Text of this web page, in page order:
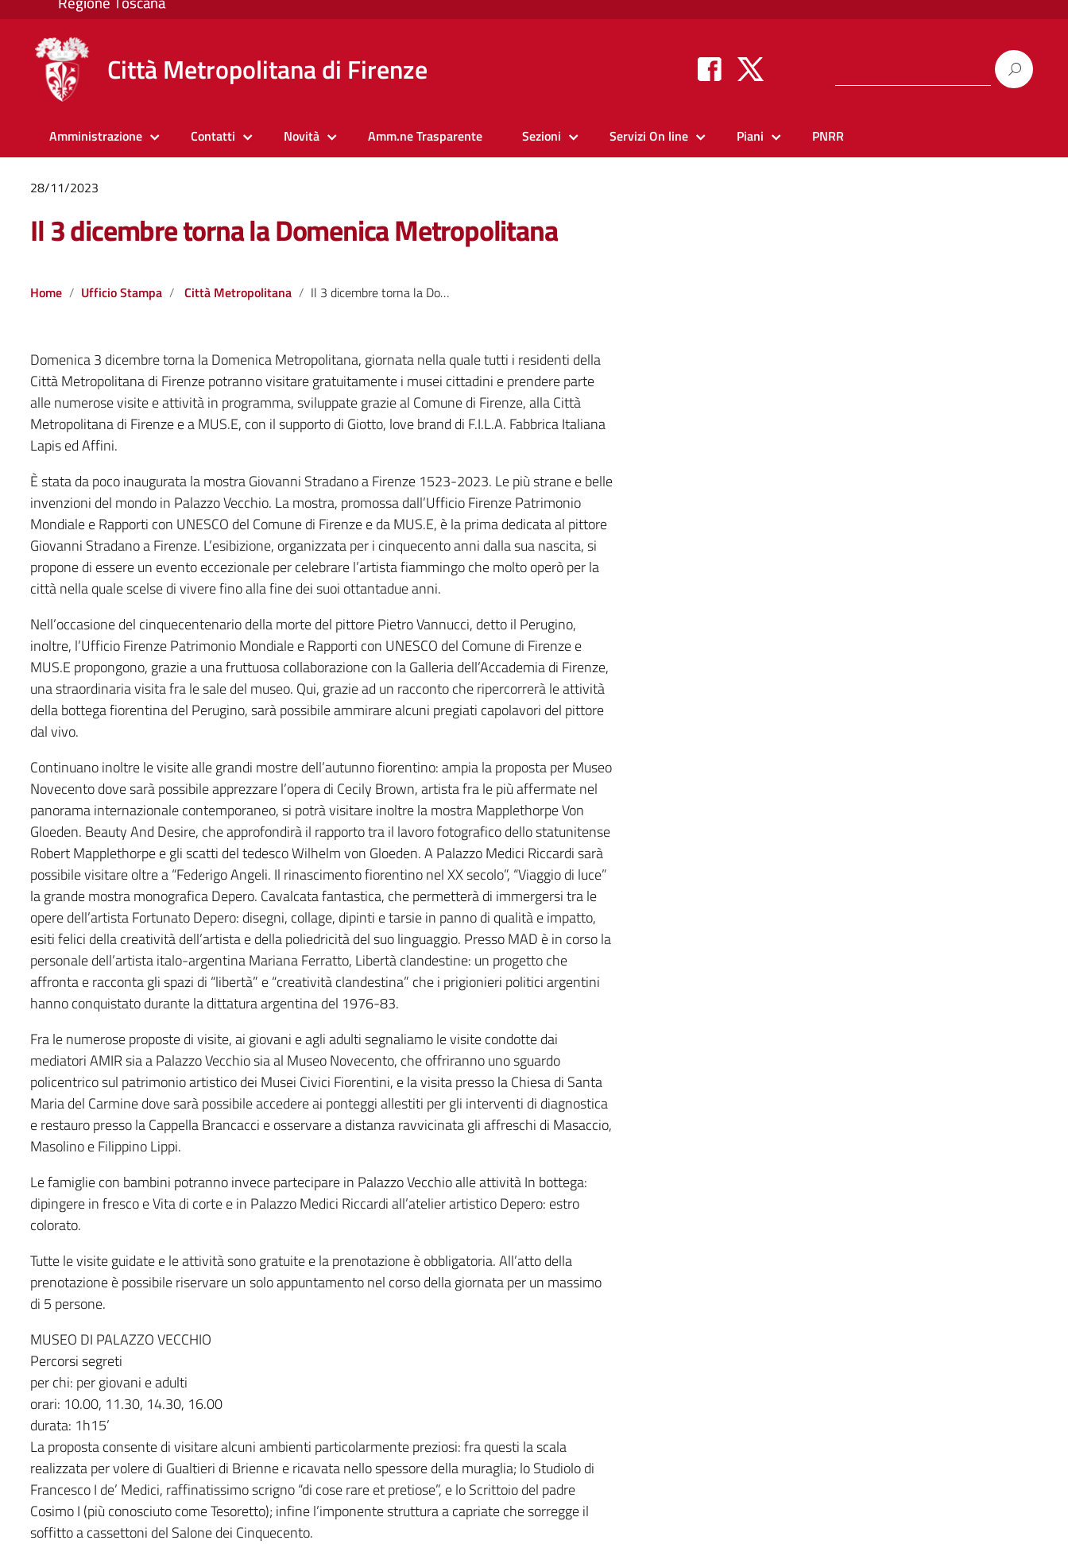
Città Metropolitana di Firenze
Amministrazione Contatti Novità Amm.ne Trasparente Sezioni Servizi On line Piani PNRR
28/11/2023
Il 3 dicembre torna la Domenica Metropolitana
Home Ufficio Stampa Città Metropolitana Il 3 dicembre torna la Domenica Metropolitana
Domenica 3 dicembre torna la Domenica Metropolitana, giornata nella quale tutti i residenti della
Città Metropolitana di Firenze potranno visitare gratuitamente i musei cittadini e prendere parte
alle numerose visite e attività in programma, sviluppate grazie al Comune di Firenze, alla Città
Metropolitana di Firenze e a MUS.E, con il supporto di Giotto, love brand di F.I.L.A. Fabbrica Italiana
Lapis ed Affini.
È stata da poco inaugurata la mostra Giovanni Stradano a Firenze 1523-2023. Le più strane e belle
invenzioni del mondo in Palazzo Vecchio. La mostra, promossa dall’Ufficio Firenze Patrimonio
Mondiale e Rapporti con UNESCO del Comune di Firenze e da MUS.E, è la prima dedicata al pittore
Giovanni Stradano a Firenze. L’esibizione, organizzata per i cinquecento anni dalla sua nascita, si
propone di essere un evento eccezionale per celebrare l’artista fiammingo che molto operò per la
città nella quale scelse di vivere fino alla fine dei suoi ottantadue anni.
Nell’occasione del cinquecentenario della morte del pittore Pietro Vannucci, detto il Perugino,
inoltre, l’Ufficio Firenze Patrimonio Mondiale e Rapporti con UNESCO del Comune di Firenze e
MUS.E propongono, grazie a una fruttuosa collaborazione con la Galleria dell’Accademia di Firenze,
una straordinaria visita fra le sale del museo. Qui, grazie ad un racconto che ripercorrerà le attività
della bottega fiorentina del Perugino, sarà possibile ammirare alcuni pregiati capolavori del pittore
dal vivo.
Continuano inoltre le visite alle grandi mostre dell’autunno fiorentino: ampia la proposta per Museo
Novecento dove sarà possibile apprezzare l’opera di Cecily Brown, artista fra le più affermate nel
panorama internazionale contemporaneo, si potrà visitare inoltre la mostra Mapplethorpe Von
Gloeden. Beauty And Desire, che approfondirà il rapporto tra il lavoro fotografico dello statunitense
Robert Mapplethorpe e gli scatti del tedesco Wilhelm von Gloeden. A Palazzo Medici Riccardi sarà
possibile visitare oltre a “Federigo Angeli. Il rinascimento fiorentino nel XX secolo”, “Viaggio di luce”
la grande mostra monografica Depero. Cavalcata fantastica, che permetterà di immergersi tra le
opere dell’artista Fortunato Depero: disegni, collage, dipinti e tarsie in panno di qualità e impatto,
esiti felici della creatività dell’artista e della poliedricità del suo linguaggio. Presso MAD è in corso la
personale dell’artista italo-argentina Mariana Ferratto, Libertà clandestine: un progetto che
affronta e racconta gli spazi di “libertà” e “creatività clandestina” che i prigionieri politici argentini
hanno conquistato durante la dittatura argentina del 1976-83.
Fra le numerose proposte di visite, ai giovani e agli adulti segnaliamo le visite condotte dai
mediatori AMIR sia a Palazzo Vecchio sia al Museo Novecento, che offriranno uno sguardo
policentrico sul patrimonio artistico dei Musei Civici Fiorentini, e la visita presso la Chiesa di Santa
Maria del Carmine dove sarà possibile accedere ai ponteggi allestiti per gli interventi di diagnostica
e restauro presso la Cappella Brancacci e osservare a distanza ravvicinata gli affreschi di Masaccio,
Masolino e Filippino Lippi.
Le famiglie con bambini potranno invece partecipare in Palazzo Vecchio alle attività In bottega:
dipingere in fresco e Vita di corte e in Palazzo Medici Riccardi all’atelier artistico Depero: estro
colorato.
Tutte le visite guidate e le attività sono gratuite e la prenotazione è obbligatoria. All’atto della
prenotazione è possibile riservare un solo appuntamento nel corso della giornata per un massimo
di 5 persone.
MUSEO DI PALAZZO VECCHIO
Percorsi segreti
per chi: per giovani e adulti
orari: 10.00, 11.30, 14.30, 16.00
durata: 1h15’
La proposta consente di visitare alcuni ambienti particolarmente preziosi: fra questi la scala
realizzata per volere di Gualtieri di Brienne e ricavata nello spessore della muraglia; lo Studiolo di
Francesco I de’ Medici, raffinatissimo scrigno “di cose rare et pretiose”, e lo Scrittoio del padre
Cosimo I (più conosciuto come Tesoretto); infine l’imponente struttura a capriate che sorregge il
soffitto a cassettoni del Salone dei Cinquecento.